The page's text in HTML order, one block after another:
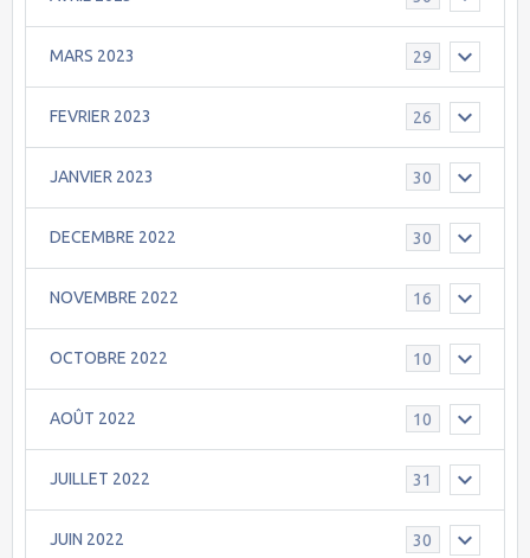
MARS 2023 29
FEVRIER 2023 26
JANVIER 2023 30
DECEMBRE 2022 30
NOVEMBRE 2022 16
OCTOBRE 2022 10
AOÛT 2022 10
JUILLET 2022 31
JUIN 2022 30